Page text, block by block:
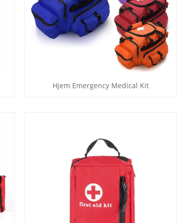
Hjem Emergency Medical Kit